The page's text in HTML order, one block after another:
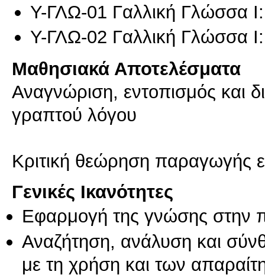
Υ-ΓΛΩ-01 Γαλλική Γλώσσα
Υ-ΓΛΩ-02 Γαλλική Γλώσσα
Μαθησιακά Αποτελέσματα
Αναγνώριση, εντοπισμός και
γραπτού λόγου
Γενικές Ικανότητες
Εφαρμογή της γνώσης στην
Αναζήτηση, ανάλυση και
με τη χρήση και των